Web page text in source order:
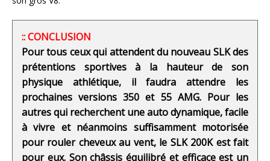
:: CONCLUSION
Pour tous ceux qui attendent du nouveau SLK des
prétentions sportives à la hauteur de son
physique athlétique, il faudra attendre les
prochaines versions 350 et 55 AMG. Pour les
autres qui recherchent une auto dynamique, facile
à vivre et néanmoins suffisamment motorisée
pour rouler cheveux au vent, le SLK 200K est fait
pour eux. Son châssis équilibré et efficace est un